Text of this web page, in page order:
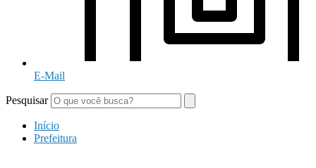
E-Mail
Pesquisar
Início
Prefeitura